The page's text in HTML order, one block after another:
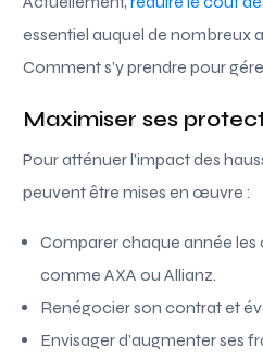
essentiel auquel de nombreux
Comment s’y prendre pour
Maximiser ses
Pour atténuer l’impact des
peuvent être mises en œuvre :
Comparer chaque année
comme AXA ou Allianz.
Renégocier son contrat et
Envisager d’augmenter ses